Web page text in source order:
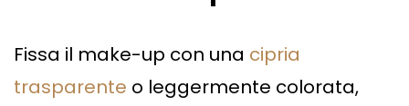
Fissa il make-up con una cipria
trasparente o leggermente colorata,